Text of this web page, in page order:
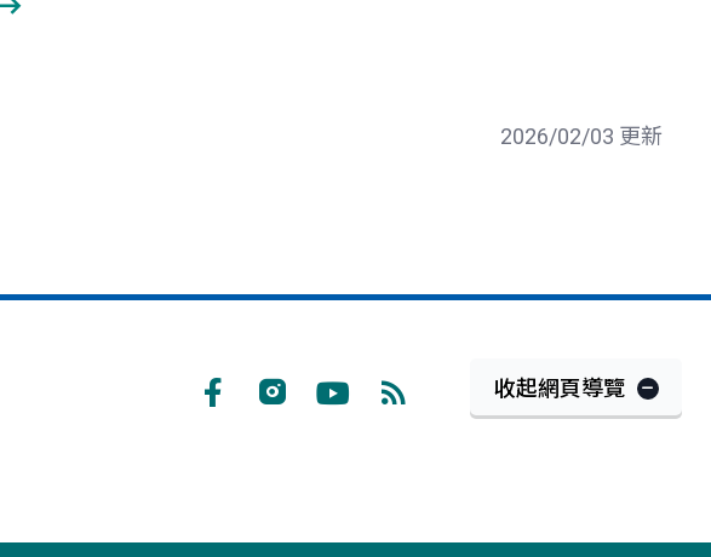
2026/02/03 更新
收起網頁導覽